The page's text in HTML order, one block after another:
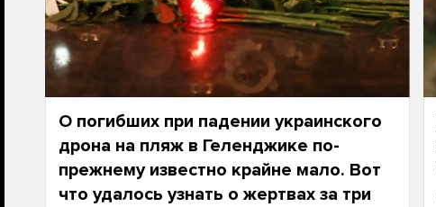
О погибших при падении украинского
дрона на пляж в Геленджике по-
прежнему известно крайне мало. Вот
что удалось узнать о жертвах за три